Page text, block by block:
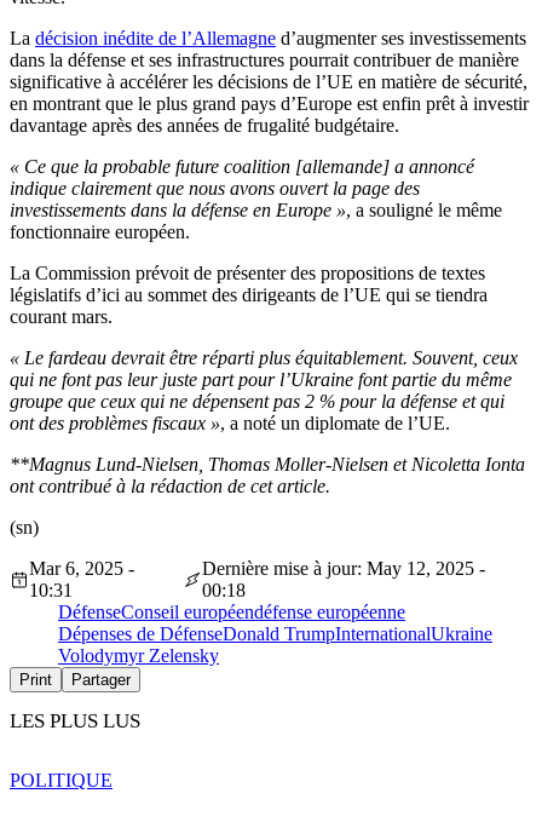
La décision inédite de l’Allemagne d’augmenter ses investissements
dans la défense et ses infrastructures pourrait contribuer de manière
significative à accélérer les décisions de l’UE en matière de sécurité,
en montrant que le plus grand pays d’Europe est enfin prêt à investir
davantage après des années de frugalité budgétaire.
« Ce que la probable future coalition [allemande] a annoncé
indique clairement que nous avons ouvert la page des
investissements dans la défense en Europe », a souligné le même
fonctionnaire européen.
La Commission prévoit de présenter des propositions de textes
législatifs d’ici au sommet des dirigeants de l’UE qui se tiendra
courant mars.
« Le fardeau devrait être réparti plus équitablement. Souvent, ceux
qui ne font pas leur juste part pour l’Ukraine font partie du même
groupe que ceux qui ne dépensent pas 2 % pour la défense et qui
ont des problèmes fiscaux », a noté un diplomate de l’UE.
**Magnus Lund-Nielsen, Thomas Moller-Nielsen et Nicoletta Ionta
ont contribué à la rédaction de cet article.
(sn)
Mar 6, 2025 -
10:31
Dernière mise à jour: May 12, 2025 -
00:18
DéfenseConseil européendéfense européenne
Dépenses de DéfenseDonald TrumpInternationalUkraine
Volodymyr Zelensky
Print Partager
LES PLUS LUS
POLITIQUE